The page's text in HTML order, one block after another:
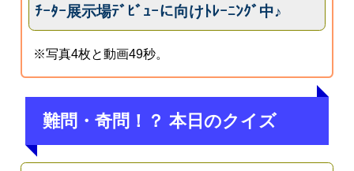
ﾁｰﾀｰ展示場ﾃﾞﾋﾞｭｰに向けﾄﾚｰﾆﾝｸﾞ中♪
※写真4枚と動画49秒。
難問・奇問！？ 本日のクイズ